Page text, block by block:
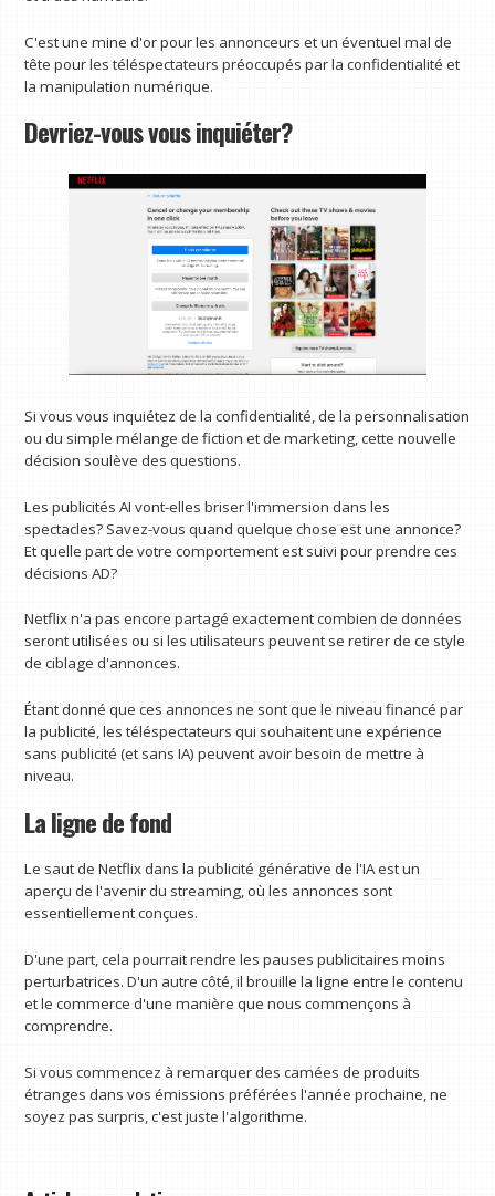
C'est une mine d'or pour les annonceurs et un éventuel mal de
tête pour les téléspectateurs préoccupés par la confidentialité et
la manipulation numérique.
Devriez-vous vous inquiéter?
Si vous vous inquiétez de la confidentialité, de la personnalisation
ou du simple mélange de fiction et de marketing, cette nouvelle
décision soulève des questions.
Les publicités AI vont-elles briser l'immersion dans les
spectacles? Savez-vous quand quelque chose est une annonce?
Et quelle part de votre comportement est suivi pour prendre ces
décisions AD?
Netflix n'a pas encore partagé exactement combien de données
seront utilisées ou si les utilisateurs peuvent se retirer de ce style
de ciblage d'annonces.
Étant donné que ces annonces ne sont que le niveau financé par
la publicité, les téléspectateurs qui souhaitent une expérience
sans publicité (et sans IA) peuvent avoir besoin de mettre à
niveau.
La ligne de fond
Le saut de Netflix dans la publicité générative de l'IA est un
aperçu de l'avenir du streaming, où les annonces sont
essentiellement conçues.
D'une part, cela pourrait rendre les pauses publicitaires moins
perturbatrices. D'un autre côté, il brouille la ligne entre le contenu
et le commerce d'une manière que nous commençons à
comprendre.
Si vous commencez à remarquer des camées de produits
étranges dans vos émissions préférées l'année prochaine, ne
soyez pas surpris, c'est juste l'algorithme.